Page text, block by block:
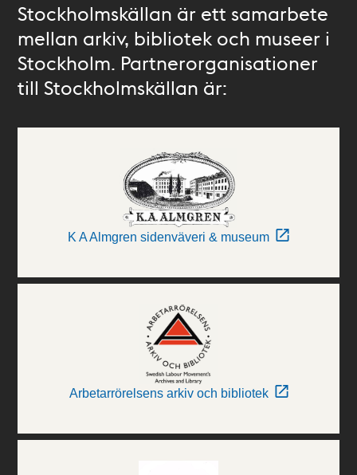
Stockholmskällan är ett samarbete
mellan arkiv, bibliotek och museer i
Stockholm. Partnerorganisationer
till Stockholmskällan är:
K A Almgren sidenväveri & museum
Arbetarrörelsens arkiv och bibliotek